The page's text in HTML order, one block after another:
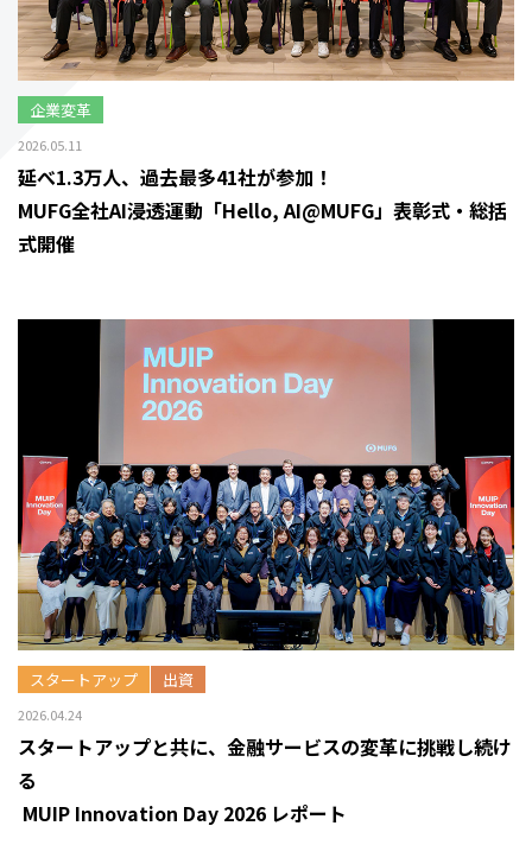
企業変革
2026.05.11
延べ1.3万人、過去最多41社が参加！
MUFG全社AI浸透運動「Hello, AI@MUFG」表彰式・総括
式開催
スタートアップ 出資
2026.04.24
スタートアップと共に、金融サービスの変革に挑戦し続け
る
―― MUIP Innovation Day 2026 レポート